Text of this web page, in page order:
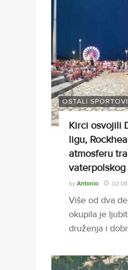
OSTALI SPORTOVI
Kirci osvojili
ligu,
atmosferu
by Antonio
Više od dva
okupila je
druženja i